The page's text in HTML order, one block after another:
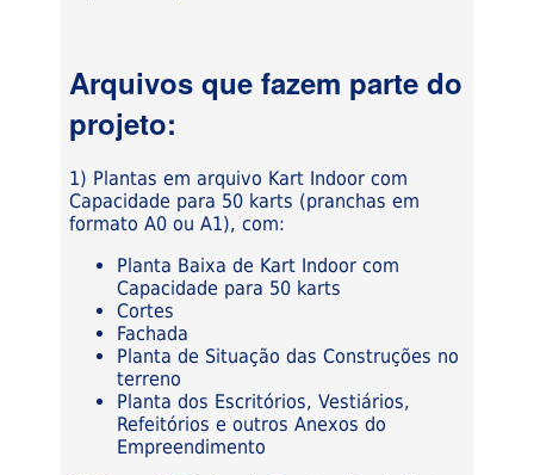
Arquivos que fazem parte do
projeto:
1) Plantas em arquivo Kart Indoor com
Capacidade para 50 karts (pranchas em
formato A0 ou A1), com:
Planta Baixa de Kart Indoor com
Capacidade para 50 karts
Cortes
Fachada
Planta de Situação das Construções no
terreno
Planta dos Escritórios, Vestiários,
Refeitórios e outros Anexos do
Empreendimento